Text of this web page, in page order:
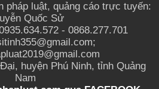
pháp luật, quảng cáo trực tuyến:
Quốc Sử
- 0868.277.701
huyện Phú Ninh, tỉnh Quảng
Nam